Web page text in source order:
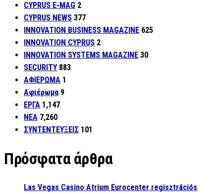
CYPRUS E-MAG 2
CYPRUS NEWS 377
INNOVATION BUSINESS MAGAZINE 625
INNOVATION CYPRUS 2
INNOVATION SYSTEMS MAGAZINE 30
SECURITY 883
ΑΦΙΕΡΩΜΑ 1
Αφιέρωμα 9
ΕΡΓΑ 1,147
ΝΕΑ 7,260
ΣΥΝΤΕΝΤΕΥΞΕΙΣ 101
Πρόσφατα άρθρα
Las Vegas Casino Atrium Eurocenter regisztrációs